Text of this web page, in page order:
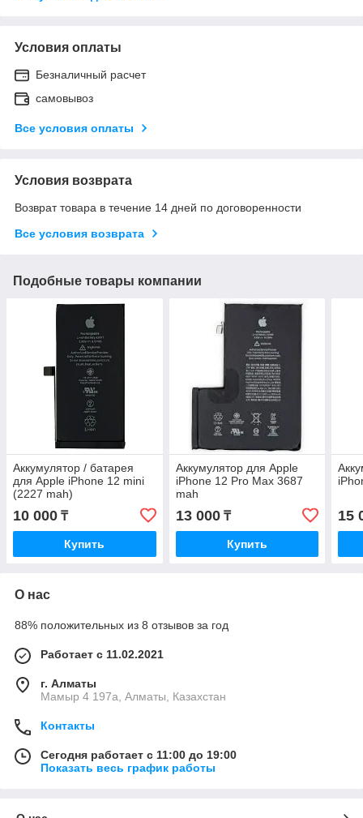
Условия оплаты
Безналичный расчет
самовывоз
Все условия оплаты
Условия возврата
Возврат товара в течение 14 дней по договоренности
Все условия возврата
Подобные товары компании
Аккумулятор / батарея
для Apple iPhone 12 mini
(2227 mah)
10 000 ₸
Купить
Аккумулятор для Apple
iPhone 12 Pro Max 3687
mah
13 000₸
Купить
15
О нас
88% положительных из 8 отзывов за год
Работает с 11.02.2021
г. Алматы
Мамыр 4 197а, Алматы, Казахстан
Контакты
Сегодня работает с 11:00 до 19:00
Показать весь график работы